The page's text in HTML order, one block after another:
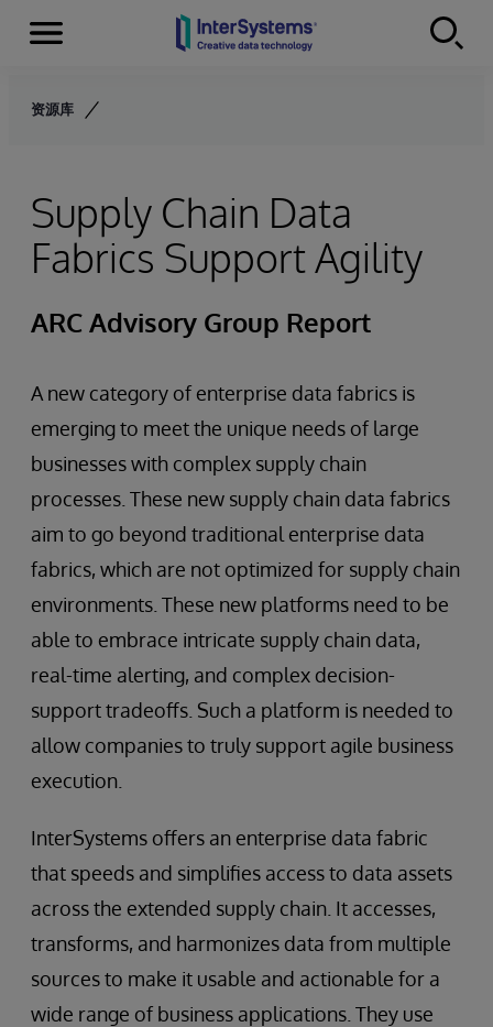
Skip to content
Menu
资源库
Supply Chain Data
Fabrics Support Agility
ARC Advisory Group Report
A new category of enterprise data fabrics is
emerging to meet the unique needs of large
businesses with complex supply chain
processes. These new supply chain data fabrics
aim to go beyond traditional enterprise data
fabrics, which are not optimized for supply chain
environments. These new platforms need to be
able to embrace intricate supply chain data,
real-time alerting, and complex decision-
support tradeoffs. Such a platform is needed to
allow companies to truly support agile business
execution.
InterSystems offers an enterprise data fabric
that speeds and simplifies access to data assets
across the extended supply chain. It accesses,
transforms, and harmonizes data from multiple
sources to make it usable and actionable for a
wide range of business applications. They use